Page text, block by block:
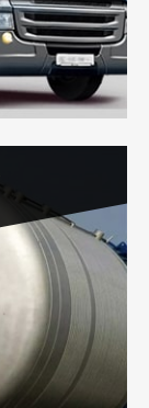
работающим
и мед.
России с
на